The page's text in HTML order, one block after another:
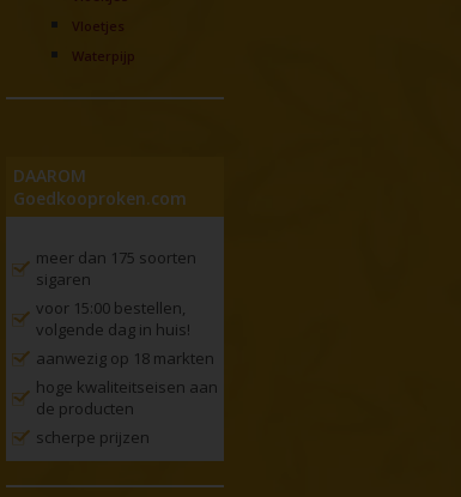
Vloetjes
Waterpijp
DAAROM
Goedkooproken.com
meer dan 175 soorten
sigaren
voor 15:00 bestellen,
volgende dag in huis!
aanwezig op 18 markten
hoge kwaliteitseisen aan
de producten
scherpe prijzen